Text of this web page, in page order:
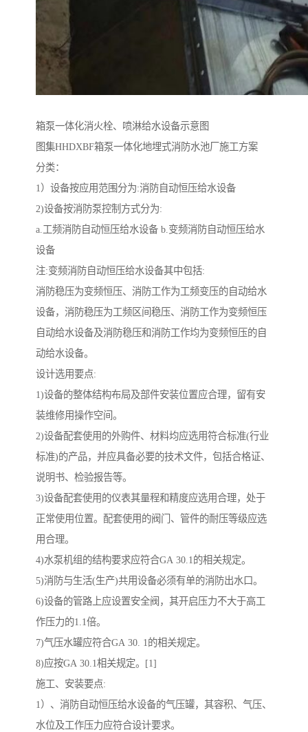
箱泵一体化消火栓、喷淋给水设备示意图
图集HHDXBF箱泵一体化地埋式消防水池厂施工方案
分类：
1）设备按应用范围分为:消防自动恒压给水设备
2)设备按消防泵控制方式分为:
a.工频消防自动恒压给水设备 b.变频消防自动恒压给水
设备
注:变频消防自动恒压给水设备其中包括:
消防稳压为变频恒压、消防工作为工频变压的自动给水
设备，消防稳压为工频区间稳压、消防工作为变频恒压
自动给水设备及消防稳压和消防工作均为变频恒压的自
动给水设备。
设计选用要点:
1)设备的整体结构布局及部件安装位置应合理，留有安
装维修用操作空间。
2)设备配套使用的外购件、材料均应选用符合标准(行业
标准)的产品，并应具备必要的技术文件，包括合格证、
说明书、检验报告等。
3)设备配套使用的仪表其量程和精度应选用合理，处于
正常使用位置。配套使用的阀门、管件的耐压等级应选
用合理。
4)水泵机组的结构要求应符合GA 30.1的相关规定。
5)消防与生活(生产)共用设备必须有单的消防出水口。
6)设备的管路上应设置安全阀，其开启压力不大于高工
作压力的1.1倍。
7)气压水罐应符合GA 30. 1的相关规定。
8)应按GA 30.1相关规定。[1]
施工、安装要点:
1）、消防自动恒压给水设备的气压罐，其容积、气压、
水位及工作压力应符合设计要求。